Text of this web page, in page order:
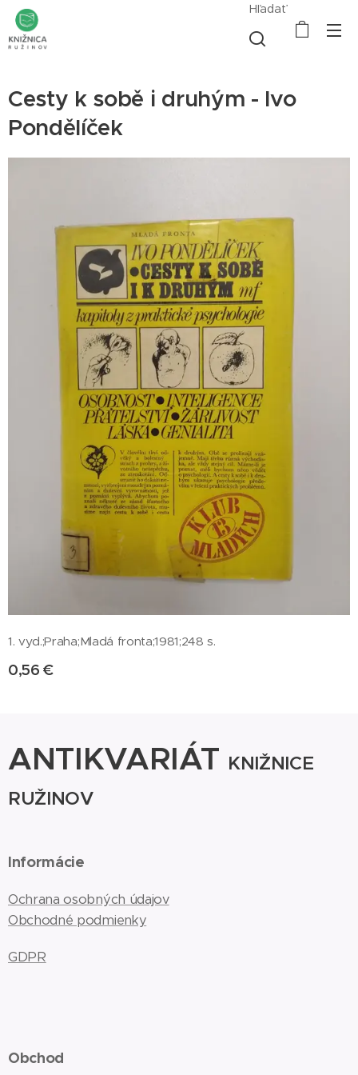
Hľadať
Cesty k sobě i druhým - Ivo
Pondělíček
1. vyd.;Praha;Mladá fronta;1981;248 s.
0,56 €
ANTIKVARIÁT KNIŽNICE
RUŽINOV
Informácie
Ochrana osobných údajov
Obchodné podmienky
GDPR
Obchod